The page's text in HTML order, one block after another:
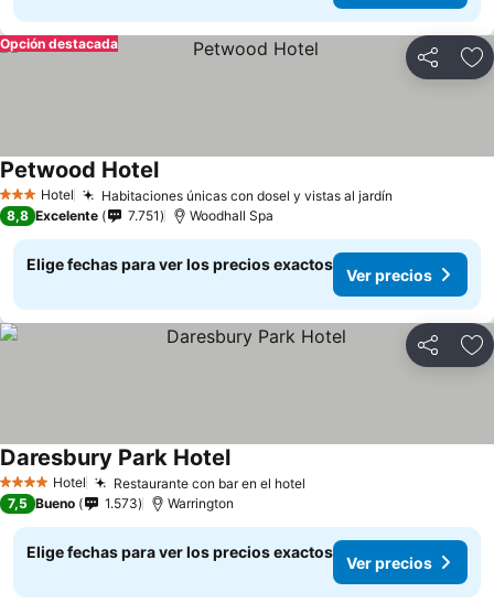
Compartir
Opción destacada
3 Estrellas
Hotel Habitaciones únicas con dosel y vistas al jardín
Petwood Hotel
8,8 Excelente 7.751 Woodhall Spa
Elige fechas para ver los precios exactos
Ver precios
Compartir
4 EstrellasHotel Restaurante con bar en el hotel
Daresbury Park Hotel
7,5 Bueno 1.573 Warrington
Elige fechas para ver los precios exactos
Ver precios